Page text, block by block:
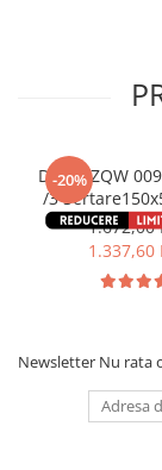
-20%
Dulap ZQW 009
/3
1.672,00
1.337,60
Newsletter Nu rata